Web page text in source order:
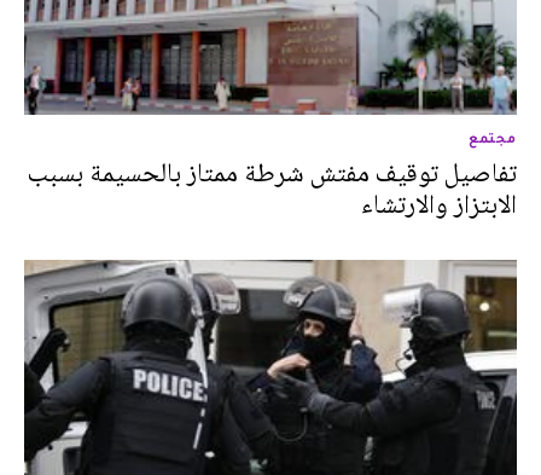
مجتمع
تفاصيل توقيف مفتش شرطة ممتاز بالحسيمة بسبب
الابتزاز والارتشاء